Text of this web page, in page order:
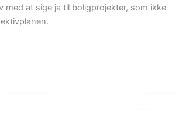
at sige ja til boligprojekter, som ikke